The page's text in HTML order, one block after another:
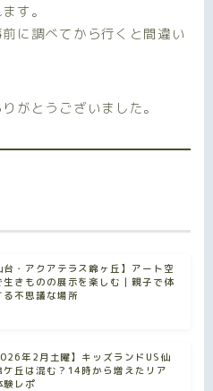
す。
に調べてから行くと間違い
がとうございました。
台・アクアテラス錦ヶ丘】アート空
生きものの展示を楽しむ｜親子で体
る不思議な場所
年2月土曜】キッズランドUS仙
ケ丘は混む？14時から増えたリア
験レポ